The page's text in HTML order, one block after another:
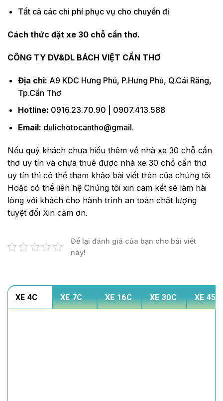
Tất cả các chi phí phục vụ cho chuyến đi
Cách thức đặt xe 30 chỗ cần thơ.
CÔNG TY DV&DL BÁCH VIỆT CẦN THƠ
Địa chỉ: A9 KDC Hưng Phú, P.Hưng Phú, Q.Cái Răng,
Tp.Cần Thơ
Hotline: 0916.23.70.90 | 0907.413.588
Email: dulichotocantho@gmail.
Nếu quý khách chưa hiểu thêm về nhà xe 30 chỗ cần
thơ uy tín và chưa thuê được nhà xe 30 chỗ cần thơ
uy tín thì có thể tham khảo bài viết trên của chúng tôi
Hoặc có thể liên hệ Chúng tôi xin cam kết sẽ làm hài
lòng với khách cho hành trình an toàn chất lượng
tuyệt đối Xin cảm ơn.
Để lại đánh giá của bạn cho bài viết
này!
XE 4C XE 7C XE 16C XE 30C XE 45C